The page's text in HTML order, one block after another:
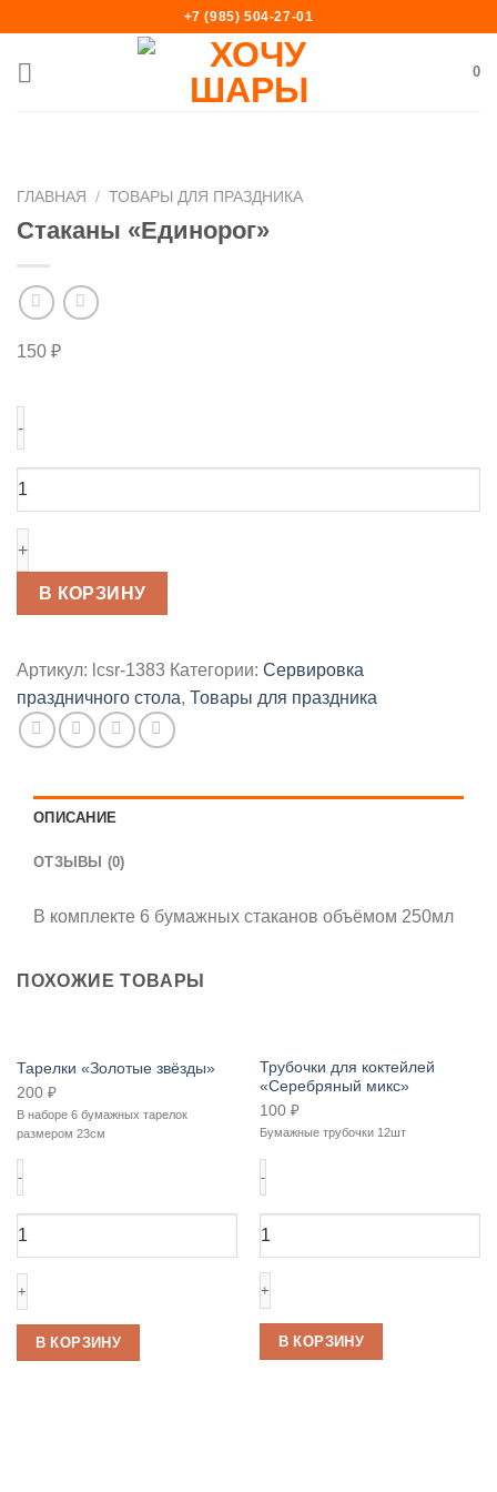
content
+7 (985) 504-27-01
0
ГЛАВНАЯ / ТОВАРЫ ДЛЯ ПРАЗДНИКА
Стаканы «Единорог»
150 ₽
товара
Стаканы
В КОРЗИНУ
Артикул: lcsr-1383 Категории: Сервировка
праздничного стола, Товары для праздника
ОПИСАНИЕ
ОТЗЫВЫ (0)
В комплекте 6 бумажных стаканов объёмом 250мл
ПОХОЖИЕ ТОВАРЫ
Тарелки «Золотые звёзды»
200 ₽
В наборе 6 бумажных тарелок
размером 23см
товара
звёзды»
В КОРЗИНУ
Трубочки для коктейлей
«Серебряный микс»
100 ₽
Бумажные трубочки 12шт
товара
Трубочки
коктейлей
«Серебряный
В КОРЗИНУ